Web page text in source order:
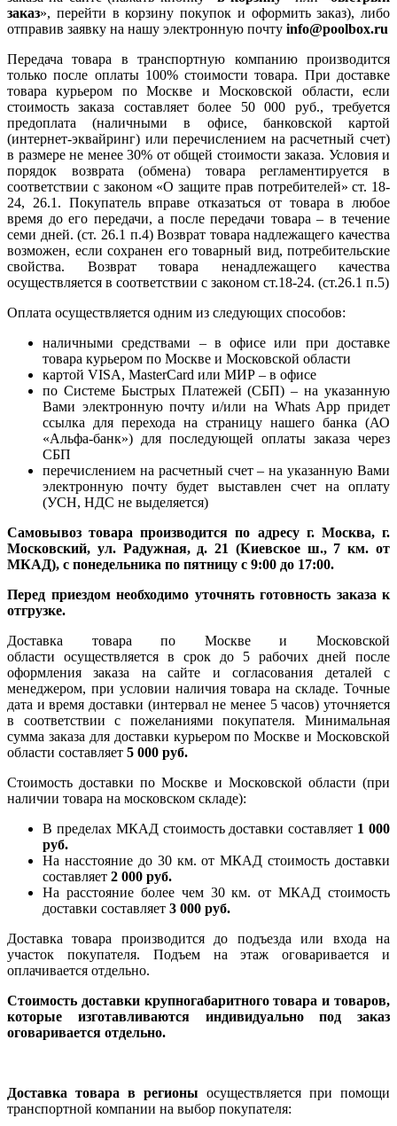
заказ», перейти в корзину покупок и оформить заказ), либо
отправив заявку на нашу электронную почту info@poolbox.ru
Передача товара в транспортную компанию производится
только после оплаты 100% стоимости товара. При доставке
товара курьером по Москве и Московской области, если
стоимость заказа составляет более 50 000 руб., требуется
предоплата (наличными в офисе, банковской картой
(интернет-эквайринг) или перечислением на расчетный счет)
в размере не менее 30% от общей стоимости заказа. Условия и
порядок возврата (обмена) товара регламентируется в
соответствии с законом «О защите прав потребителей» ст. 18-
24, 26.1. Покупатель вправе отказаться от товара в любое
время до его передачи, а после передачи товара – в течение
семи дней. (ст. 26.1 п.4) Возврат товара надлежащего качества
возможен, если сохранен его товарный вид, потребительские
свойства. Возврат товара ненадлежащего качества
осуществляется в соответствии с законом ст.18-24. (ст.26.1 п.5)
Оплата осуществляется одним из следующих способов:
наличными средствами – в офисе или при доставке
товара курьером по Москве и Московской области
картой VISA, MasterCard или МИР – в офисе
по Системе Быстрых Платежей (СБП) – на указанную
Вами электронную почту и/или на Whats App придет
ссылка для перехода на страницу нашего банка (АО
«Альфа-банк») для последующей оплаты заказа через
СБП
перечислением на расчетный счет – на указанную Вами
электронную почту будет выставлен счет на оплату
(УСН, НДС не выделяется)
Самовывоз товара производится по адресу г. Москва, г.
Московский, ул. Радужная, д. 21 (Киевское ш., 7 км. от
МКАД), с понедельника по пятницу с 9:00 до 17:00.
Перед приездом необходимо уточнять готовность заказа к
отгрузке.
Доставка товара по Москве и Московской
области осуществляется в срок до 5 рабочих дней после
оформления заказа на сайте и согласования деталей с
менеджером, при условии наличия товара на складе. Точные
дата и время доставки (интервал не менее 5 часов) уточняется
в соответствии с пожеланиями покупателя. Минимальная
сумма заказа для доставки курьером по Москве и Московской
области составляет 5 000 руб.
Стоимость доставки по Москве и Московской области (при
наличии товара на московском складе):
В пределах МКАД стоимость доставки составляет 1 000
руб.
На насcтояние до 30 км. от МКАД стоимость доставки
составляет 2 000 руб.
На расстояние более чем 30 км. от МКАД стоимость
доставки составляет 3 000 руб.
Доставка товара производится до подъезда или входа на
участок покупателя. Подъем на этаж оговаривается и
оплачивается отдельно.
Стоимость доставки крупногабаритного товара и товаров,
которые изготавливаются индивидуально под заказ
оговаривается отдельно.
Доставка товара в регионы осуществляется при помощи
транспортной компании на выбор покупателя: